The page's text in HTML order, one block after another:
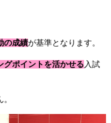
の成績が基準となります。
グポイントを活かせる 入試